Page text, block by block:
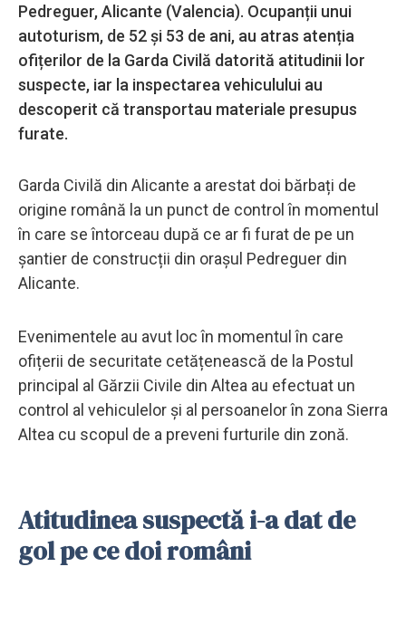
Pedreguer, Alicante (Valencia). Ocupanții unui
autoturism, de 52 și 53 de ani, au atras atenția
ofițerilor de la Garda Civilă datorită atitudinii lor
suspecte, iar la inspectarea vehiculului au
descoperit că transportau materiale presupus
furate.
Garda Civilă din Alicante a arestat doi bărbați de
origine română la un punct de control în momentul
în care se întorceau după ce ar fi furat de pe un
șantier de construcții din orașul Pedreguer din
Alicante.
Evenimentele au avut loc în momentul în care
ofițerii de securitate cetățenească de la Postul
principal al Gărzii Civile din Altea au efectuat un
control al vehiculelor și al persoanelor în zona Sierra
Altea cu scopul de a preveni furturile din zonă.
Atitudinea suspectă i-a dat de
gol pe ce doi români